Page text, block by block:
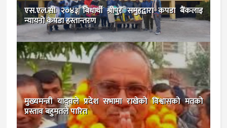
एस.एल.सी. २०४३ बिधार्थी श्रीपुर समुहद्वारा कपडा बैंकलाइ
न्यायनाे कपडा हस्तान्तरण
मुख्यमन्त्री यादवले प्रदेश सभामा राखेको विश्वासको मतको
प्रस्ताव बहुमतले पारित